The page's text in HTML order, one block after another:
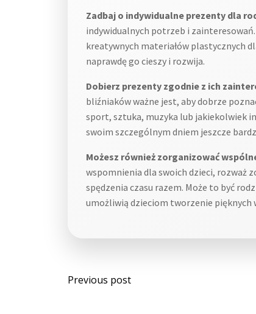
Zadbaj o indywidualne prezenty dla
indywidualnych potrzeb i
kreatywnych materiałów plastycznych
naprawdę go cieszy i rozwija.
Dobierz prezenty zgodnie z ich
bliźniaków ważne jest, aby dobrze
sport, sztuka, muzyka lub jakiekolwiek
swoim szczególnym dniem jeszcze
Możesz również zorganizować
wspomnienia dla swoich dzieci, rozważ
spędzenia czasu razem. Może to być
umożliwią dzieciom tworzenie pięknych
Post
Previous post